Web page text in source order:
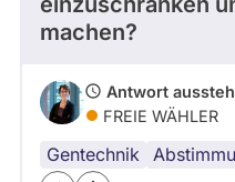
machen?
Antwort
FREIE WÄHLER
Gentechnik